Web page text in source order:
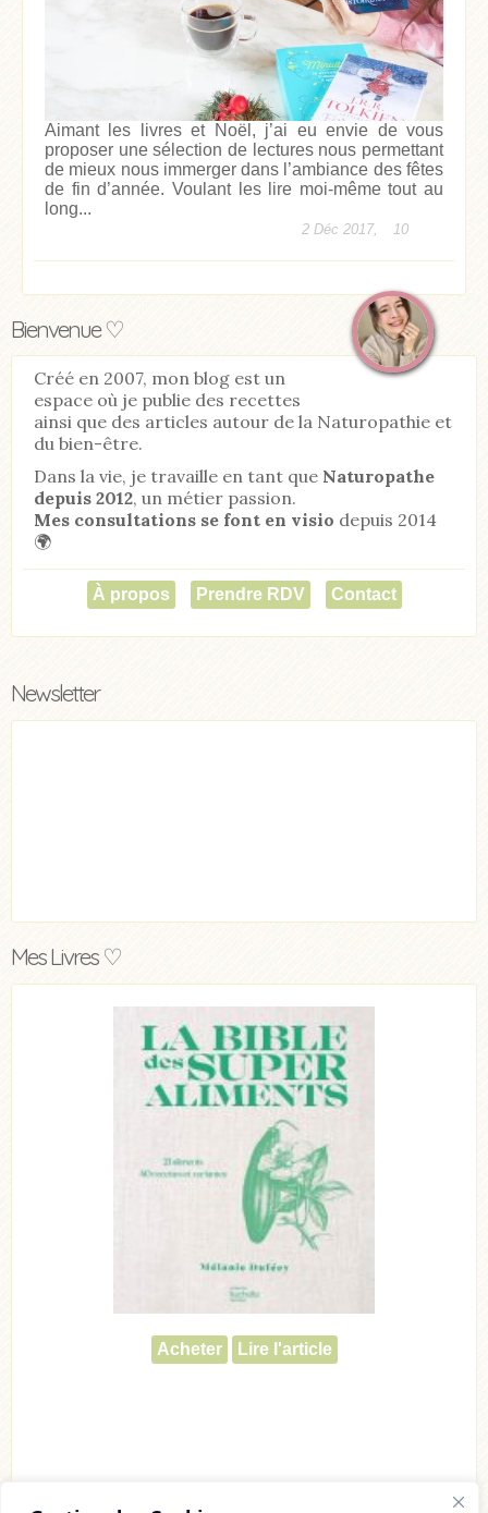
Aimant les livres et Noël, j’ai eu envie de vous
proposer une sélection de lectures nous permettant
de mieux nous immerger dans l’ambiance des fêtes
de fin d’année. Voulant les lire moi-même tout au
long...
2 Déc 2017, 10
Bienvenue ♡
Créé en 2007, mon blog est un
espace où je publie des recettes
ainsi que des articles autour de la Naturopathie et
du bien-être.
Dans la vie, je travaille en tant que Naturopathe
depuis 2012, un métier passion.
Mes consultations se font en visio depuis 2014
🌍
À propos Prendre RDV Contact
Newsletter
Mes Livres ♡
Acheter Lire l'article